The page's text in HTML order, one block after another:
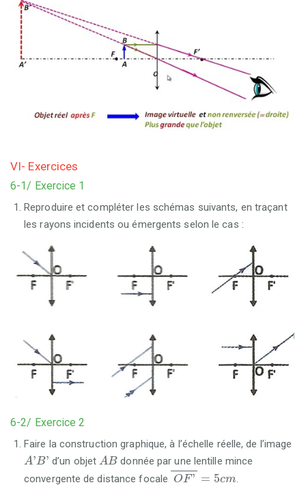
VI- Exercices
6-1/ Exercice 1
Reproduire et compléter les schémas suivants, en traçant
les rayons incidents ou émergents selon le cas :
6-2/ Exercice 2
Faire la construction graphique, à l’échelle réelle, de l’image
A'B'
A'B' d’un objetAB
A B donnée par une lentille mince
convergente de distance focale OF' = 5cm
OF'=5 m
.